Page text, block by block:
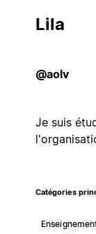
Lila
@aolv
Je suis
Catégories